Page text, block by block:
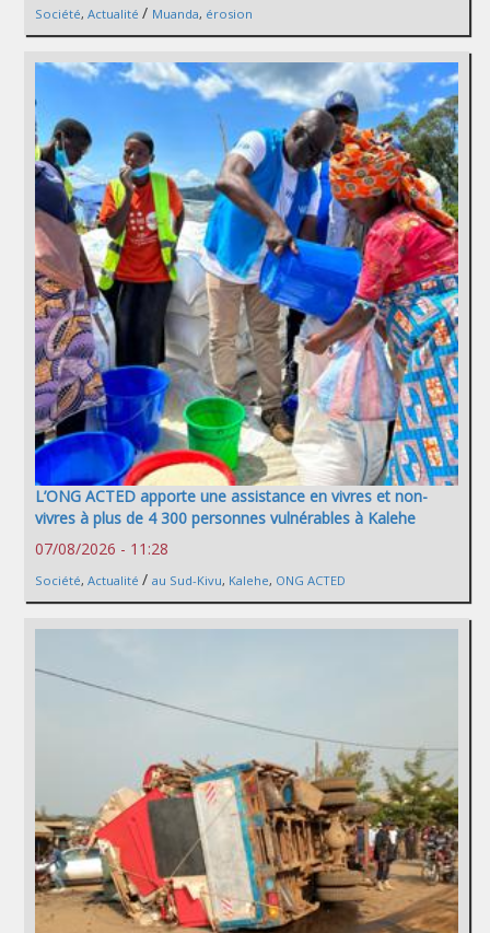
Société, Actualité / Muanda, érosion
L’ONG ACTED apporte une assistance en vivres et non-
vivres à plus de 4 300 personnes vulnérables à Kalehe
07/08/2026 - 11:28
Société, Actualité / au Sud-Kivu, Kalehe, ONG ACTED